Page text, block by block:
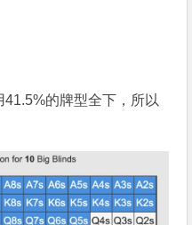
的牌型全下，所以